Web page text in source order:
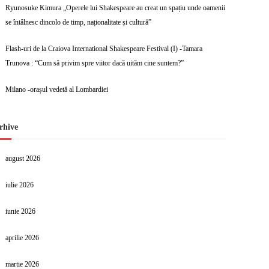
Ryunosuke Kimura „Operele lui Shakespeare au creat un spațiu unde oamenii
se întâlnesc dincolo de timp, naționalitate și cultură”
Flash-uri de la Craiova International Shakespeare Festival (I) -Tamara
Trunova : “Cum să privim spre viitor dacă uităm cine suntem?”
Milano -orașul vedetă al Lombardiei
august 2026
iulie 2026
iunie 2026
aprilie 2026
martie 2026